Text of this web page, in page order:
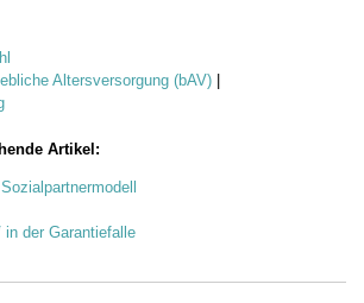
Altersversorgung (bAV)
Artikel:
in der Garantiefalle